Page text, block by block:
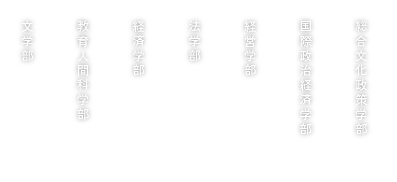
文学部 教育人間科学部 経済学部 法学部 経営学部 国際政治経済学部 総合文化政策学部